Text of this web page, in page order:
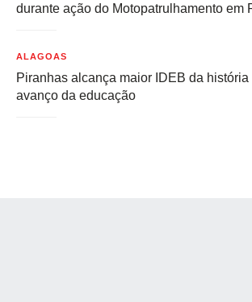
durante ação do Motopatrulhamento em
ALAGOAS
Piranhas alcança maior IDEB da
avanço da educação